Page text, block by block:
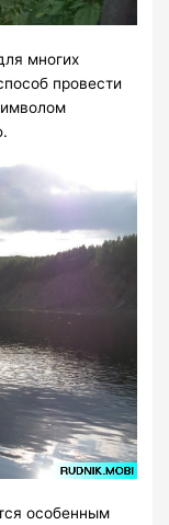
многих
провести
особенным